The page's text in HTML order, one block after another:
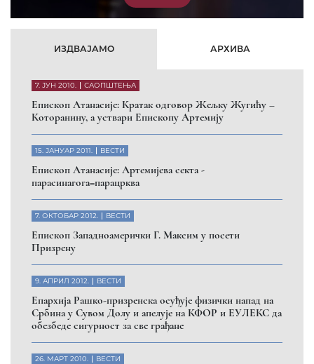
ИЗДВАЈАМО АРХИВА
7. ЈУН 2010. САОПШТЕЊА
Eпископ Атанасије: Кратак одговор Жељку Жугићу –
Которанину, а уствари Епископу Артемију
15. ЈАНУАР 2011. ВЕСТИ
Eпископ Атанасије: Артемијева секта -
парасинагога=парацрква
7. ОКТОБАР 2012. ВЕСТИ
Eпископ Западноамерички Г. Максим у посети
Призрену
9. АПРИЛ 2012. ВЕСТИ
Eпархија Рашко-призренска осуђује физички напад на
Србина у Сувом Долу и апелује на КФОР и ЕУЛЕКС да
обезбеде сигурност за све грађане
26. МАРТ 2010. ВЕСТИ